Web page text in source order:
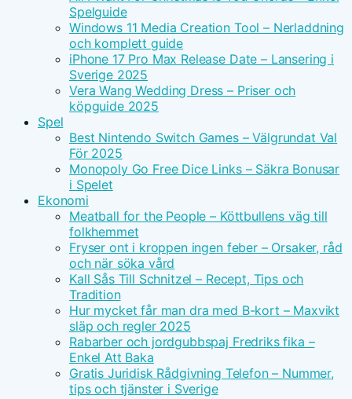
Spelguide
Windows 11 Media Creation Tool – Nerladdning
och komplett guide
iPhone 17 Pro Max Release Date – Lansering i
Sverige 2025
Vera Wang Wedding Dress – Priser och
köpguide 2025
Spel
Best Nintendo Switch Games – Välgrundat Val
För 2025
Monopoly Go Free Dice Links – Säkra Bonusar
i Spelet
Ekonomi
Meatball for the People – Köttbullens väg till
folkhemmet
Fryser ont i kroppen ingen feber – Orsaker, råd
och när söka vård
Kall Sås Till Schnitzel – Recept, Tips och
Tradition
Hur mycket får man dra med B-kort – Maxvikt
släp och regler 2025
Rabarber och jordgubbspaj Fredriks fika –
Enkel Att Baka
Gratis Juridisk Rådgivning Telefon – Nummer,
tips och tjänster i Sverige